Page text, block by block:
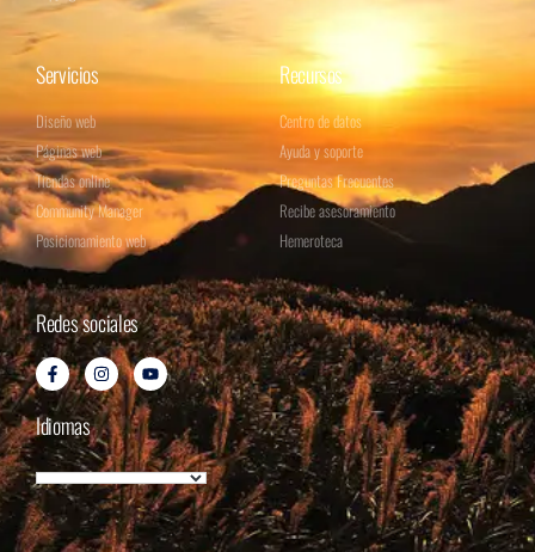
Servicios
Diseño web
Páginas web
Tiendas online
Community Manager
Posicionamiento web
Recursos
Centro de datos
Ayuda y soporte
Preguntas Frecuentes
Recibe asesoramiento
Hemeroteca
Redes sociales
Idiomas